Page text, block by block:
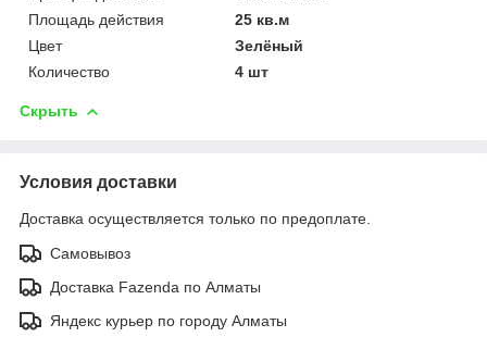
Площадь действия
25 кв.м
Цвет
Зелёный
Количество
4 шт
Скрыть
Условия доставки
Доставка осуществляется только по предоплате.
Самовывоз
Доставка Fazenda по Алматы
Яндекс курьер по городу Алматы